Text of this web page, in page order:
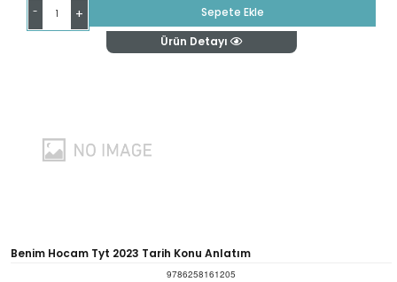
- +
Sepete Ekle
Ürün Detayı
Benim Hocam Tyt 2023 Tarih Konu Anlatım
9786258161205